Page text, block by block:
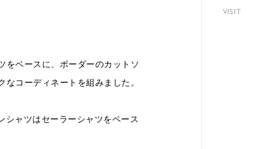
VISIT
をベースに、ボーダーのカットソ
コーディネートを組みました。
シャツはセーラーシャツをベース